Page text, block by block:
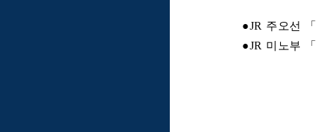
●JR 주오선
●JR 미노부